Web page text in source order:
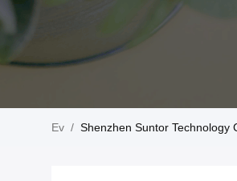
Ev / Shenzhen Suntor Technology